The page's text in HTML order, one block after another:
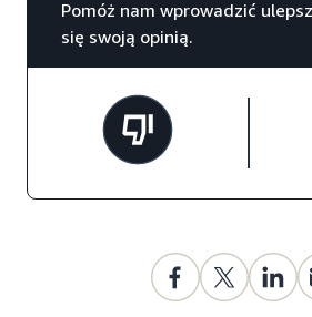
Pomóż nam wprowadzić
się swoją opinią.